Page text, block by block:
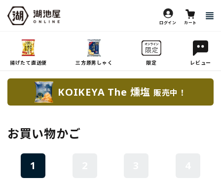
ログイン カート
揚げたて直送便 三方原男しゃく 限定 レビュー
KOIKEYA The 燻塩 販売中！
お買い物かご
1